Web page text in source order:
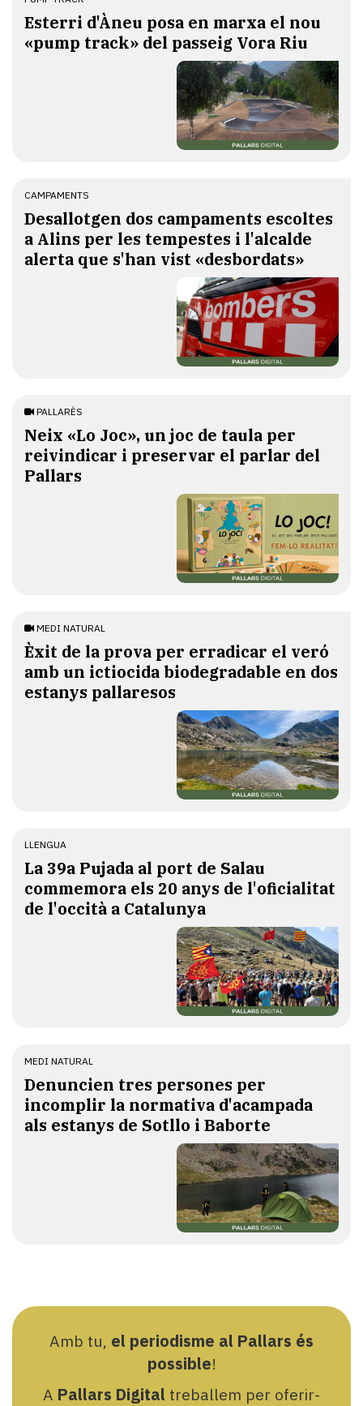
Esterri d'Àneu posa en marxa el nou
«pump track» del passeig Vora Riu
CAMPAMENTS
​Desallotgen dos campaments escoltes
a Alins per les tempestes i l'alcalde
alerta que s'han vist «desbordats»
PALLARÈS
​Neix «Lo Joc», un joc de taula per
reivindicar i preservar el parlar del
Pallars
MEDI NATURAL
Èxit de la prova per erradicar el veró
amb un ictiocida biodegradable en dos
estanys pallaresos
LLENGUA
​La 39a Pujada al port de Salau
commemora els 20 anys de l'oficialitat
de l'occità a Catalunya
MEDI NATURAL
Denuncien tres persones per
incomplir la normativa d'acampada
als estanys de Sotllo i Baborte
Amb tu, el periodisme al Pallars és
possible!
A Pallars Digital treballem per oferir-